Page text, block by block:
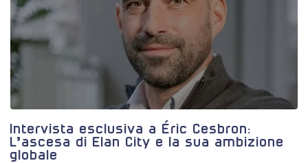
Intervista esclusiva a Éric Cesbron:
L’ascesa di Elan City e la sua ambizione
globale